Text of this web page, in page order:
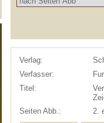
Verlag:
Verfasser:
Titel:
Seiten Abb.:
2.